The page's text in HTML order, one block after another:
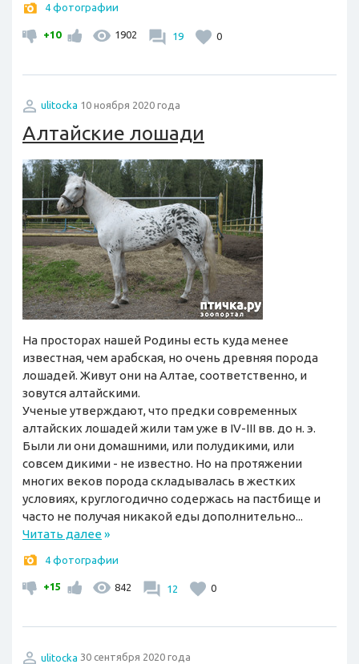
4 фотографии
+10 1902 19 0
ulitocka 10 ноября 2020 года
Алтайские лошади
На просторах нашей Родины есть куда менее
известная, чем арабская, но очень древняя порода
лошадей. Живут они на Алтае, соответственно, и
зовутся алтайскими.
Ученые утверждают, что предки современных
алтайских лошадей жили там уже в IV-III вв. до н. э.
Были ли они домашними, или полудикими, или
совсем дикими - не известно. Но на протяжении
многих веков порода складывалась в жестких
условиях, круглогодично содержась на пастбище и
часто не получая никакой еды дополнительно...
Читать далее»
4 фотографии
+15 842 12 0
ulitocka 30 сентября 2020 года